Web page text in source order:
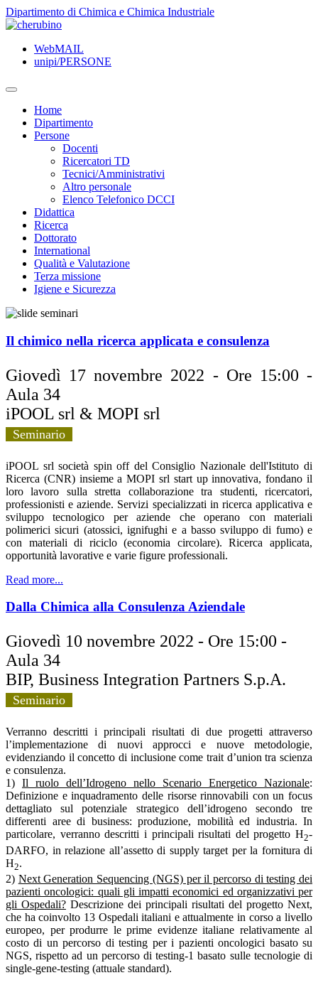
TPL_UNIPI_SKIP_TO_CONTENT
Dipartimento di Chimica e Chimica Industriale
WebMAIL
unipi/PERSONE
Home
Dipartimento
Persone
Docenti
Ricercatori TD
Tecnici/Amministrativi
Altro personale
Elenco Telefonico DCCI
Didattica
Ricerca
Dottorato
International
Qualità e Valutazione
Terza missione
Igiene e Sicurezza
Il chimico nella ricerca applicata e consulenza
Giovedì 17 novembre 2022 - Ore 15:00 -
Aula 34
iPOOL srl & MOPI srl
Seminario
iPOOL srl società spin off del Consiglio Nazionale dell'Istituto di
Ricerca (CNR) insieme a MOPI srl start up innovativa, fondano il
loro lavoro sulla stretta collaborazione tra studenti, ricercatori,
professionisti e aziende. Servizi specializzati in ricerca applicativa e
sviluppo tecnologico per aziende che operano con materiali
polimerici sicuri (atossici, ignifughi e a basso sviluppo di fumo) e
con materiali di riciclo (economia circolare). Ricerca applicata,
opportunità lavorative e varie figure professionali.
Read more...
Dalla Chimica alla Consulenza Aziendale
Giovedì 10 novembre 2022 - Ore 15:00 -
Aula 34
BIP, Business Integration Partners S.p.A.
Seminario
Verranno descritti i principali risultati di due progetti attraverso
l’implementazione di nuovi approcci e nuove metodologie,
evidenziando il concetto di inclusione come trait d’union tra scienza
e consulenza.
1) Il ruolo dell’Idrogeno nello Scenario Energetico Nazionale:
Definizione e inquadramento delle risorse rinnovabili con un focus
dettagliato sul potenziale strategico dell’idrogeno secondo tre
differenti aree di business: produzione, mobilità ed industria. In
particolare, verranno descritti i principali risultati del progetto H2-
DARFO, in relazione all’assetto di supply target per la fornitura di
H2.
2) Next Generation Sequencing (NGS) per il percorso di testing dei
pazienti oncologici: quali gli impatti economici ed organizzativi per
gli Ospedali? Descrizione dei principali risultati del progetto Next,
che ha coinvolto 13 Ospedali italiani e attualmente in corso a livello
europeo, per produrre le prime evidenze italiane relativamente al
costo di un percorso di testing per i pazienti oncologici basato su
NGS, rispetto ad un percorso di testing-1 basato sulle tecnologie di
single-gene-testing (attuale standard).